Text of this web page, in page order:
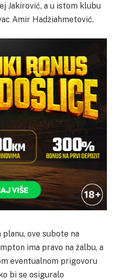
Jakirović, a u istom klubu
Amir Hadžiahmetović.
ove subote na
ima pravo na žalbu, a
eventualnom prigovoru
bi se osiguralo